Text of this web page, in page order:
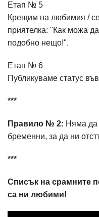
Етап № 5
Крещим на любимия /
приятелка: "Как можа
подобно нещо!".
Етап № 6
Публикуваме статус
***
Правило № 2: Няма да
бременни, за да ни
***
Списък на срамните
са ни любими!